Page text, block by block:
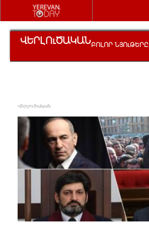
ԲՈԼՈՐ ՆՅՈւԹԵՐԸ
ՎԵՐԼՈւԾԱԿԱՆ
Վերլուծական